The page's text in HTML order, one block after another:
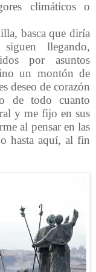
climáticos o
basca que diría
llegando,
por asuntos
un montón de
deseo de corazón
de todo cuanto
y me fijo en sus
al pensar en las
hasta aquí, al fin